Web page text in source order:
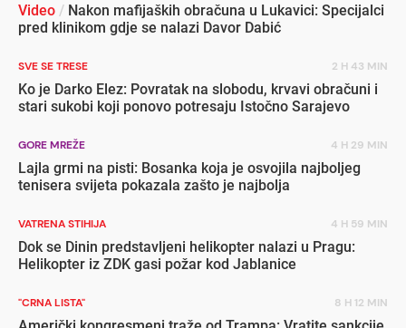
Video / Nakon mafijaških obračuna u Lukavici: Specijalci
pred klinikom gdje se nalazi Davor Dabić
SVE SE TRESE 2 H 43 MIN
Ko je Darko Elez: Povratak na slobodu, krvavi obračuni i
stari sukobi koji ponovo potresaju Istočno Sarajevo
GORE MREŽE 4 H 29 MIN
Lajla grmi na pisti: Bosanka koja je osvojila najboljeg
tenisera svijeta pokazala zašto je najbolja
VATRENA STIHIJA 4 H 59 MIN
Dok se Dinin predstavljeni helikopter nalazi u Pragu:
Helikopter iz ZDK gasi požar kod Jablanice
"CRNA LISTA" 8 H 12 MIN